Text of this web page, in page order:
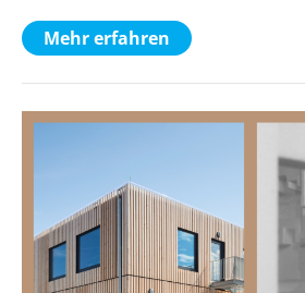
Mehr erfahren